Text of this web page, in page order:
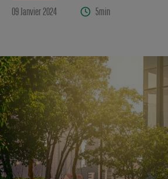
09 Janvier 2024 5min